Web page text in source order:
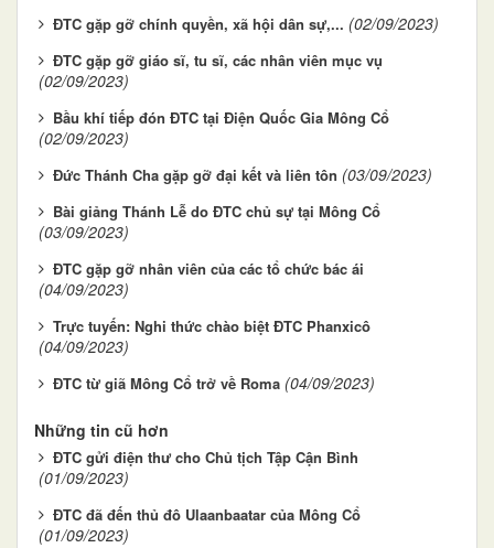
ĐTC gặp gỡ chính quyền, xã hội dân sự,... (02/09/2023)
ĐTC gặp gỡ giáo sĩ, tu sĩ, các nhân viên mục vụ
(02/09/2023)
Bầu khí tiếp đón ĐTC tại Điện Quốc Gia Mông Cổ
(02/09/2023)
Đức Thánh Cha gặp gỡ đại kết và liên tôn (03/09/2023)
Bài giảng Thánh Lễ do ĐTC chủ sự tại Mông Cổ
(03/09/2023)
ĐTC gặp gỡ nhân viên của các tổ chức bác ái
(04/09/2023)
Trực tuyến: Nghi thức chào biệt ĐTC Phanxicô
(04/09/2023)
ĐTC từ giã Mông Cổ trở về Roma (04/09/2023)
Những tin cũ hơn
ĐTC gửi điện thư cho Chủ tịch Tập Cận Bình
(01/09/2023)
ĐTC đã đến thủ đô Ulaanbaatar của Mông Cổ
(01/09/2023)